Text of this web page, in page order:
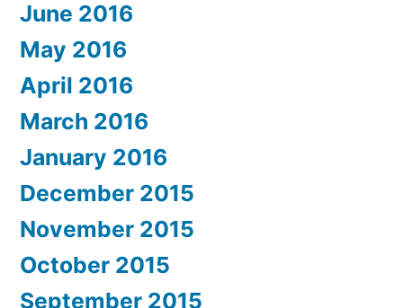
June 2016
May 2016
April 2016
March 2016
January 2016
December 2015
November 2015
October 2015
September 2015